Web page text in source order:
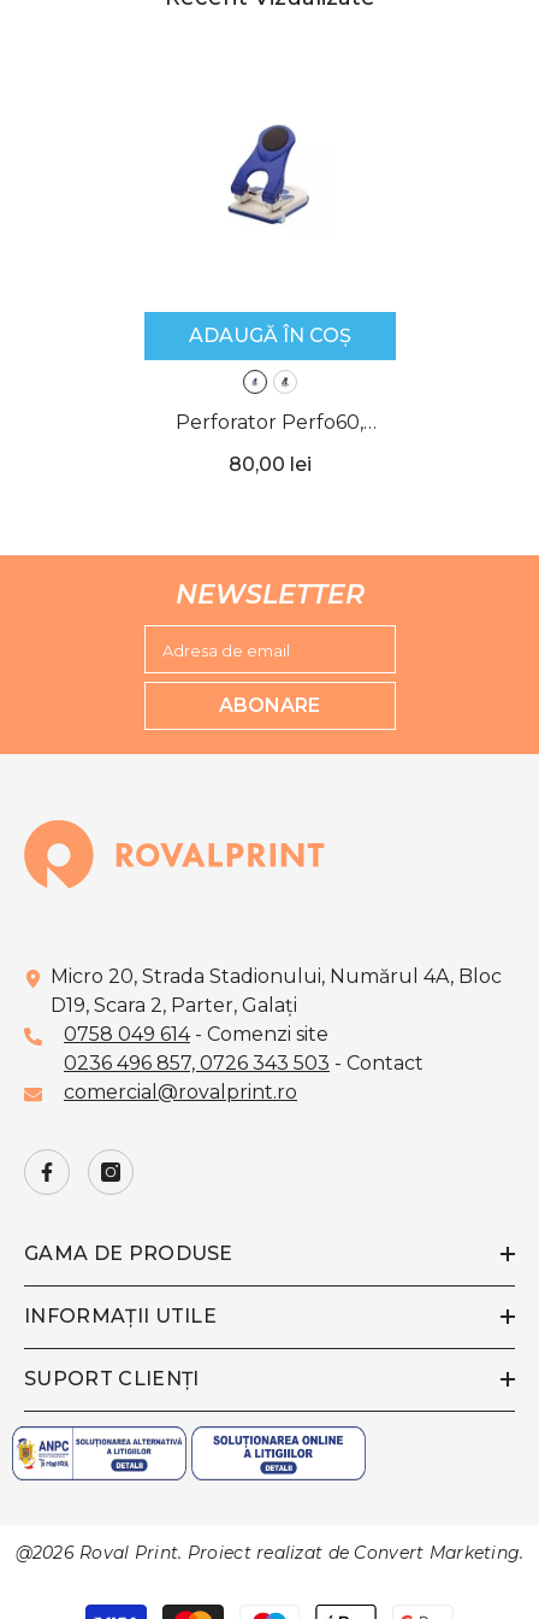
ADAUGĂ ÎN COȘ
Perforator Perfo60,
Kangaro- Albastru
80,00 lei
NEWSLETTER
Adresa de email
ABONARE
Micro 20, Strada Stadionului, Numărul 4A, Bloc
D19, Scara 2, Parter, Galaţi
0758 049 614- Comenzi site
0236 496 857, 0726 343 503 - Contact
comercial@rovalprint.ro
GAMA DE PRODUSE
INFORMAȚII UTILE
SUPORT CLIENȚI
@2026 Roval Print. Proiect realizat de Convert Marketing.
Metode